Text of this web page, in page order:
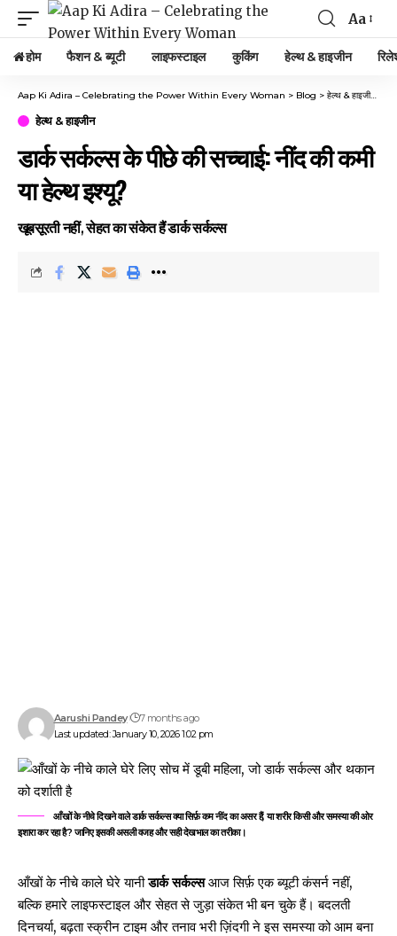
Font
Resizer
Aa
होम फैशन & ब्यूटी लाइफस्टाइल कुकिंग हेल्थ & हाइजीन
Aap Ki Adira – Celebrating the Power Within Every Woman > Blog > हेल्थ & हाइजीन >
हेल्थ & हाइजीन
डार्क सर्कल्स के पीछे की सच्चाई: नींद की कमी
या हेल्थ इश्यू?
खूबसूरती नहीं, सेहत का संकेत हैं डार्क सर्कल्स
Last updated: January 10, 2026 1:02 pm
Aarushi Pandey 7 months ago
आँखों के नीचे दिखने वाले डार्क सर्कल्स क्या सिर्फ़ कम नींद का असर हैं, या शरीर किसी और समस्या की ओर
इशारा कर रहा है? जानिए इसकी असली वजह और सही देखभाल का तरीका।
आँखों के नीचे काले घेरे यानीडार्क सर्कल्सआज सिर्फ़ एक ब्यूटी कंसर्न नहीं,
बल्कि हमारे लाइफस्टाइल और सेहत से जुड़ा संकेत भी बन चुके हैं। बदलती
दिनचर्या, बढ़ता स्क्रीन टाइम और तनाव भरी ज़िंदगी ने इस समस्या को आम बना